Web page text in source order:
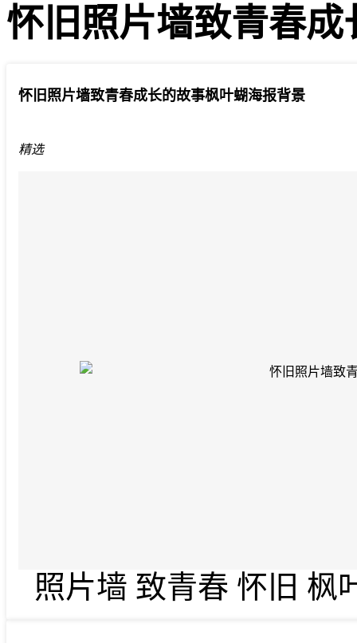
怀旧照片墙致青春
怀旧照片墙致青春成长的故事枫叶蝴海报背景
精选
照片墙 致青春 怀旧 枫